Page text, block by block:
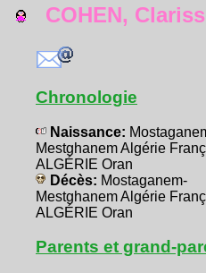
COHEN,
Chronologie
Naissance:
Mestghanem Algérie
ALGÉRIE Oran
Décès: Mostaganem-
Mestghanem Algérie
ALGÉRIE Oran
Parents et grand-